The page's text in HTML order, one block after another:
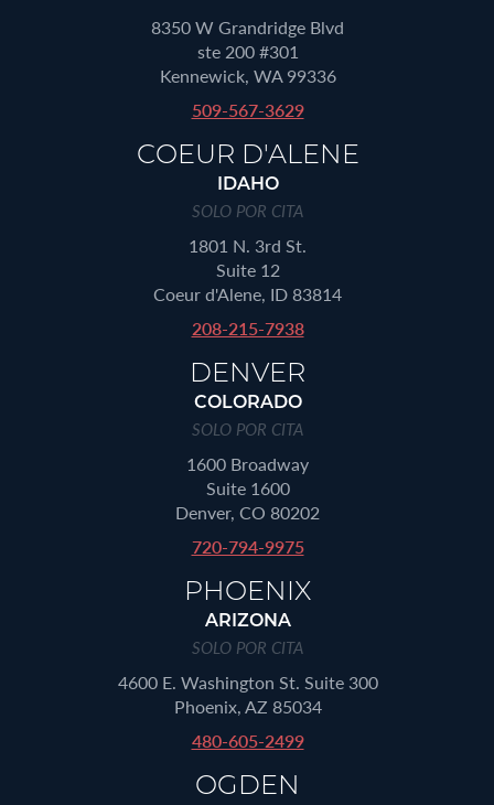
8350 W Grandridge Blvd
ste 200 #301
Kennewick, WA 99336
509-567-3629
COEUR D'ALENE
IDAHO
SOLO POR CITA
1801 N. 3rd St.
Suite 12
Coeur d'Alene, ID 83814
208-215-7938
DENVER
COLORADO
SOLO POR CITA
1600 Broadway
Suite 1600
Denver, CO 80202
720-794-9975
PHOENIX
ARIZONA
SOLO POR CITA
4600 E. Washington St. Suite 300
Phoenix, AZ 85034
480-605-2499
OGDEN